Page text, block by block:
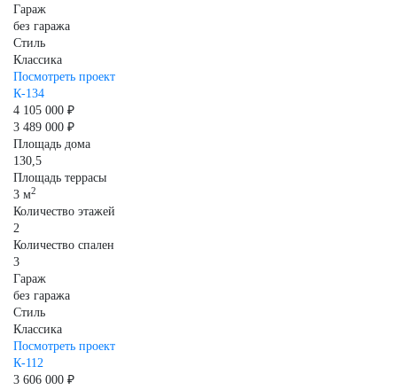
Гараж
без гаража
Стиль
Классика
Посмотреть проект
К-134
4 105 000 ₽
3 489 000 ₽
Площадь дома
130,5
Площадь террасы
3 м2
Количество этажей
2
Количество спален
3
Гараж
без гаража
Стиль
Классика
Посмотреть проект
К-112
3 606 000 ₽